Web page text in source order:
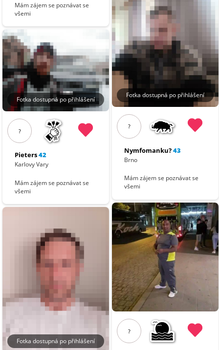
Mám zájem se poznávat se
všemi
Fotka dostupná po přihlášení
?
Pieters42
Karlovy Vary
Mám zájem se poznávat se
všemi
Fotka dostupná po přihlášení
Fotka dostupná po přihlášení
?
Nymfomanku?43
Brno
Mám zájem se poznávat se
všemi
?